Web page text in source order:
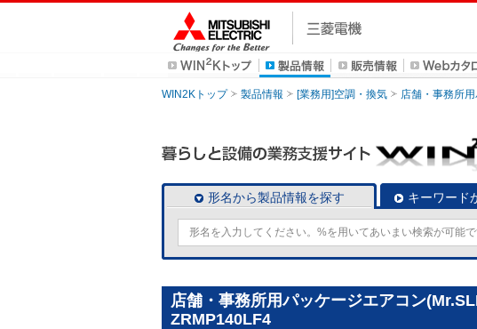
WIN2Kトップ 製品情報 [業務用]空調・換気 店舗・事務所
形名から製品情報を探す キーワード
店舗・事務所用パッケージエアコン
ZRMP140LF4